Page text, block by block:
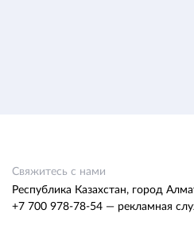
Свяжитесь с нами
Республика Казахстан, город
+7 700 978-78-54 — рекламная